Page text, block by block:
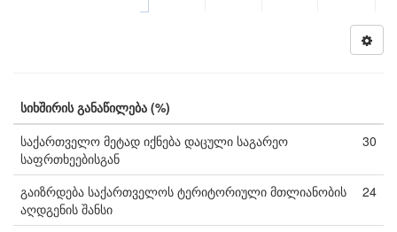
სიხშირის განაწილება (%)
საქართველო მეტად იქნება დაცული საგარეო
საფრთხეებისგან
30
გაიზრდება საქართველოს ტერიტორიული მთლიანობის
აღდგენის შანსი
24